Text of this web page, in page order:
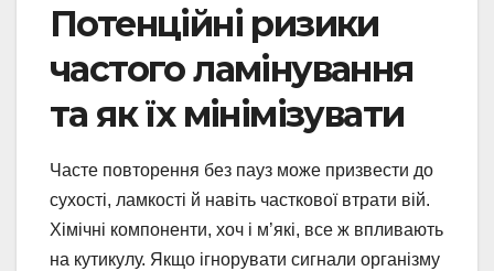
Потенційні ризики
частого ламінування
та як їх мінімізувати
Часте повторення без пауз може призвести до
сухості, ламкості й навіть часткової втрати вій.
Хімічні компоненти, хоч і м’які, все ж впливають
на кутикулу. Якщо ігнорувати сигнали організму